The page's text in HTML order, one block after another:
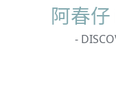
阿春
-